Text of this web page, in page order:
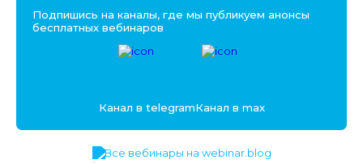
Подпишись на каналы, где мы публикуем анонсы
бесплатных вебинаров
Канал в telegramКанал в max
Все вебинары на webinar.blog